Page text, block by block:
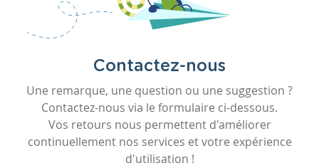
Contactez-nous
Une remarque, une question ou une suggestion ?
Contactez-nous via le formulaire ci-dessous.
Vos retours nous permettent d'améliorer
continuellement nos services et votre expérience
d'utilisation !